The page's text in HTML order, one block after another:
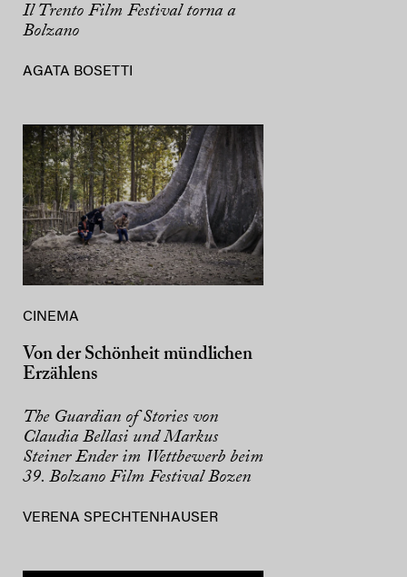
Il Trento Film Festival torna a
Bolzano
AGATA BOSETTI
CINEMA
Von der Schönheit mündlichen
Erzählens
The Guardian of Stories von
Claudia Bellasi und Markus
Steiner Ender im Wettbewerb beim
39. Bolzano Film Festival Bozen
VERENA SPECHTENHAUSER